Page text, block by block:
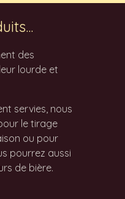
des
lourde et
servies, nous
le tirage
ou pour
pourrez aussi
de bière.